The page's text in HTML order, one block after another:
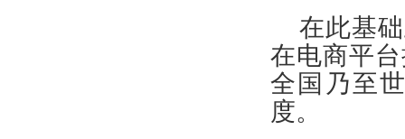
在此基
在电商平
全国乃至
度。